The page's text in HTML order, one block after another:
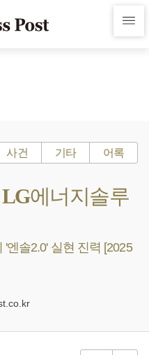
사건 기타 어록
에너지솔루
엔솔2.0' 실현 진력 [2025